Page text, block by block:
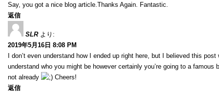
Say, you got a nice blog article.Thanks Again. Fantastic.
返信
SLR より:
2019年5月16日 8:08 PM
I don’t even understand how I ended up right here, but I believed this post
understand who you might be however certainly you’re going to a famous
not already
Cheers!
返信